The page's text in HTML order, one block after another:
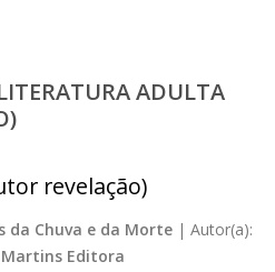
ADULTA
revelação)
da Chuva e da Morte | Autor(a):
Martins Editora